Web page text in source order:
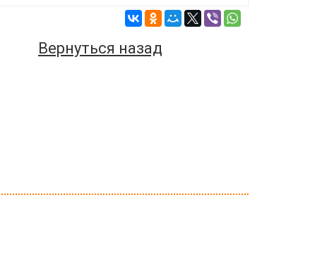
Вернуться назад